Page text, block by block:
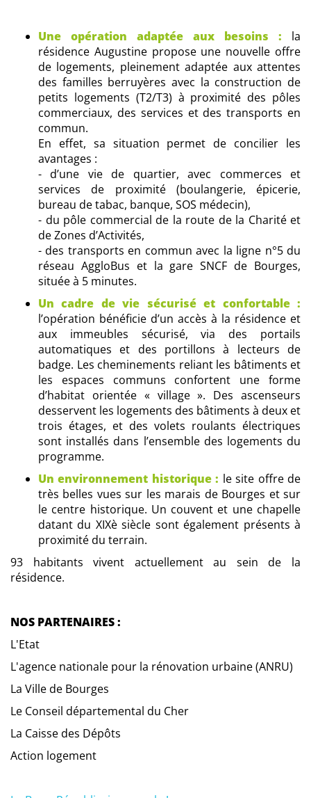
Une opération adaptée aux besoins : la
résidence Augustine propose une nouvelle offre
de logements, pleinement adaptée aux attentes
des familles berruyères avec la construction de
petits logements (T2/T3) à proximité des pôles
commerciaux, des services et des transports en
commun.
En effet, sa situation permet de concilier les
avantages :
- d’une vie de quartier, avec commerces et
services de proximité (boulangerie, épicerie,
bureau de tabac, banque, SOS médecin),
- du pôle commercial de la route de la Charité et
de Zones d’Activités,
- des transports en commun avec la ligne n°5 du
réseau AggloBus et la gare SNCF de Bourges,
située à 5 minutes.
Un cadre de vie sécurisé et confortable :
l’opération bénéficie d’un accès à la résidence et
aux immeubles sécurisé, via des portails
automatiques et des portillons à lecteurs de
badge. Les cheminements reliant les bâtiments et
les espaces communs confortent une forme
d’habitat orientée « village ». Des ascenseurs
desservent les logements des bâtiments à deux et
trois étages, et des volets roulants électriques
sont installés dans l’ensemble des logements du
programme.
Un environnement historique : le site offre de
très belles vues sur les marais de Bourges et sur
le centre historique. Un couvent et une chapelle
datant du XIXè siècle sont également présents à
proximité du terrain.
93 habitants vivent actuellement au sein de la
résidence.
NOS PARTENAIRES :
L'Etat
L'agence nationale pour la rénovation urbaine (ANRU)
La Ville de Bourges
Le Conseil départemental du Cher
La Caisse des Dépôts
Action logement